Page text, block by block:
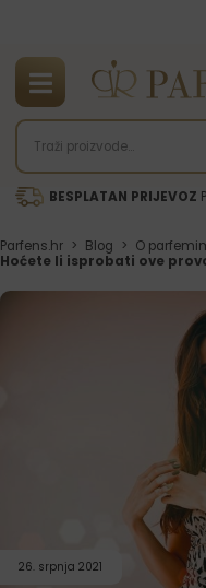
BESPLATAN PRIJEVOZ
Parfens.hr > Blog > O
Hoćete li isprobati ove
26. srpnja 2021